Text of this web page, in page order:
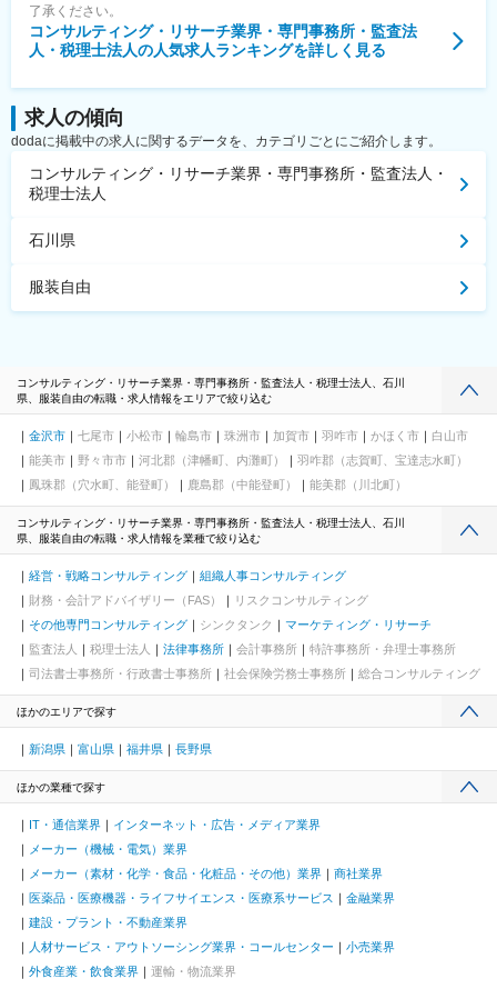
了承ください。
コンサルティング・リサーチ業界・専門事務所・監査法
人・税理士法人の人気求人ランキングを詳しく見る
求人の傾向
dodaに掲載中の求人に関するデータを、カテゴリごとにご紹介します。
コンサルティング・リサーチ業界・専門事務所・監査法人・
税理士法人
石川県
服装自由
コンサルティング・リサーチ業界・専門事務所・監査法人・税理士法人、石川
県、服装自由の転職・求人情報をエリアで絞り込む
金沢市 七尾市 小松市 輪島市 珠洲市 加賀市 羽咋市 かほく市
白山市
能美市
野々市市 河北郡（津幡町、内灘町）
羽咋郡（志賀町、宝達志水町）
鳳珠郡（穴水町、能登町）
鹿島郡（中能登町） 能美郡（川北町）
コンサルティング・リサーチ業界・専門事務所・監査法人・税理士法人、石川
県、服装自由の転職・求人情報を業種で絞り込む
経営・戦略コンサルティング
組織人事コンサルティング
財務・会計アドバイザリー（FAS）
リスクコンサルティング
その他専門コンサルティング
シンクタンク
マーケティング・リサーチ
監査法人
税理士法人 法律事務所 会計事務所
特許事務所・弁理士事務所
司法書士事務所・行政書士事務所
社会保険労務士事務所 総合コンサルティング
ほかのエリアで探す
新潟県 富山県 福井県 長野県
ほかの業種で探す
IT・通信業界
インターネット・広告・メディア業界
メーカー（機械・電気）業界
メーカー（素材・化学・食品・化粧品・その他）業界
商社業界
医薬品・医療機器・ライフサイエンス・医療系サービス
金融業界
建設・プラント・不動産業界
人材サービス・アウトソーシング業界・コールセンター
小売業界
外食産業・飲食業界
運輸・物流業界